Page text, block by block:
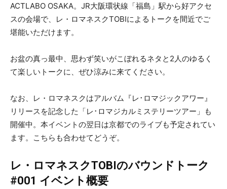
ACTLABO OSAKA。JR大阪環状線「福島」駅から好アクセ
スの会場で、レ・ロマネスクTOBIによるトークを間近でご
堪能いただけます。
お盆の真っ最中、思わず笑いがこぼれるネタと2人のゆるく
て楽しいトークに、ぜひ涼みに来てください。
なお、レ・ロマネスクはアルバム『レ･ロマジックアワー』
リリースを記念した「レ･ロマジカルミステリーツアー」も
開催中。本イベントの翌日は京都でのライブも予定されてい
ます。こちらも合わせてどうぞ。
レ・ロマネスクTOBIのバウンドトーク
#001 イベント概要